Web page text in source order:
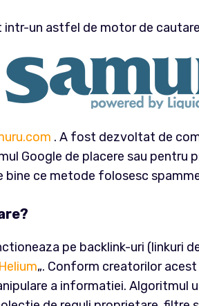
un astfel de motor de
. A fost dezvoltat de
Google de placere sau
bine ce metode folosesc
pe backlink-uri (linkuri
„. Conform creatorilor
a informatiei.